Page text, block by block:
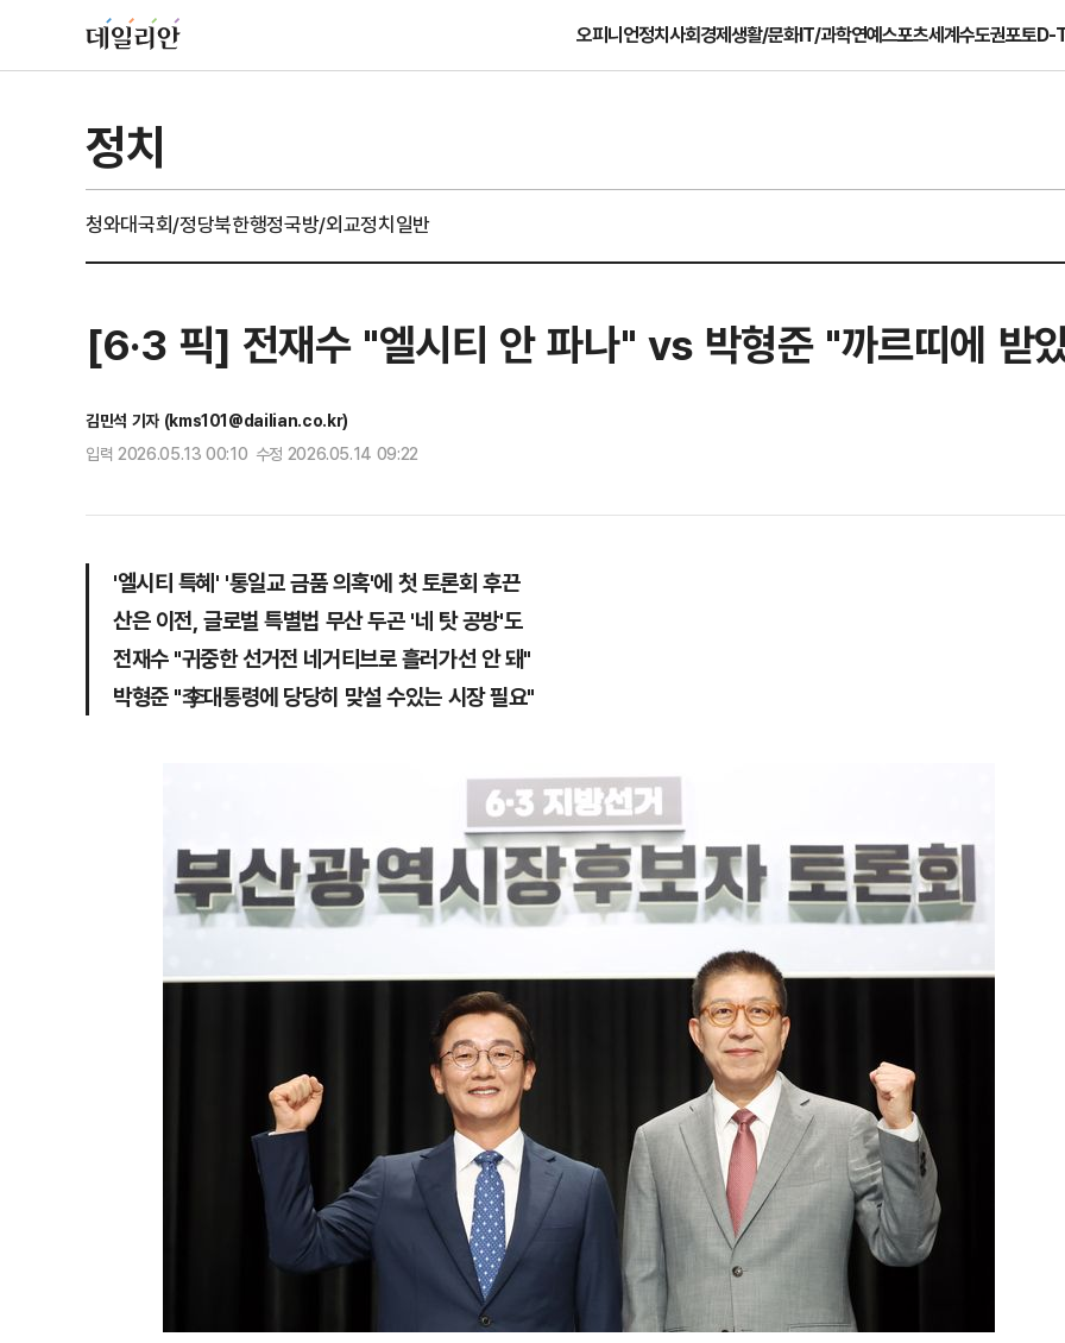
오피니언정치사회경제생활/문화IT/과학연예스포츠세계수도권포토D-
정치
청와대국회/정당북한행정국방/외교정치일반
[6·3 픽] 전재수 "엘시티 안 파나" vs 박형준 "까르띠에 받
김민석 기자 (kms101@dailian.co.kr)
입력 2026.05.13 00:10 수정 2026.05.14 09:22
'엘시티 특혜' '통일교 금품 의혹'에 첫 토론회 후끈
산은 이전, 글로벌 특별법 무산 두곤 '네 탓 공방'도
전재수 "귀중한 선거전 네거티브로 흘러가선 안 돼"
박형준 "李대통령에 당당히 맞설 수있는 시장 필요"
3
"탕탕탕" 태국 고교서 총격
용의자 포함 7명 숨져
'크록스'의 숨은 위험
만명 개인정보 유출